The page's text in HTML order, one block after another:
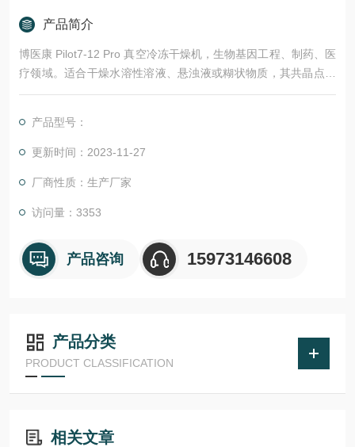
产品简介
博医康 Pilot7-12 Pro 真空冷冻干燥机，生物基因工程、制药、医
疗领域。适合干燥水溶性溶液、悬浊液或糊状物质，其共晶点温
度高于-40℃。本机型适合冻干样品工艺优化及摸索。
产品型号：
更新时间：2023-11-27
厂商性质：生产厂家
访问量：3353
产品咨询 15973146608
产品分类
PRODUCT CLASSIFICATION
相关文章